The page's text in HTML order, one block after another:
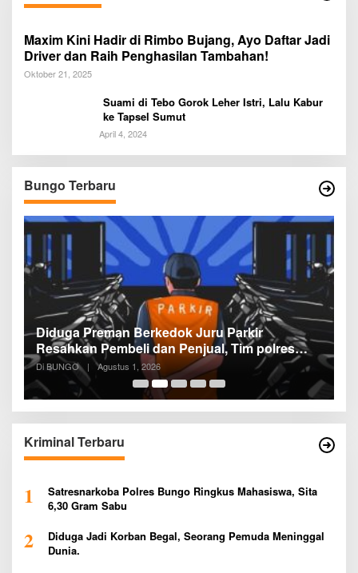
Maxim Kini Hadir di Rimbo Bujang, Ayo Daftar Jadi
Driver dan Raih Penghasilan Tambahan!
Oktober 21, 2025
Suami di Tebo Gorok Leher Istri, Lalu Kabur
ke Tapsel Sumut
April 4, 2024
Bungo Terbaru
Diduga Preman Berkedok Juru Parkir
Resahkan Pembeli dan Penjual, Tim polres
Bungo dan Kapolsek Diminta Segera
Bertindak
Di BUNGO | Agustus 1, 2026
Kriminal Terbaru
1
Satresnarkoba Polres Bungo Ringkus Mahasiswa, Sita
6,30 Gram Sabu
2
Diduga Jadi Korban Begal, Seorang Pemuda Meninggal
Dunia.